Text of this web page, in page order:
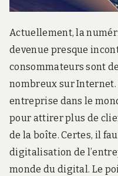
Actuellement, la
devenue presque
consommateurs sont
nombreux sur Internet.
entreprise dans le
pour attirer plus de
de la boîte. Certes, il
digitalisation de
monde du digital. Le